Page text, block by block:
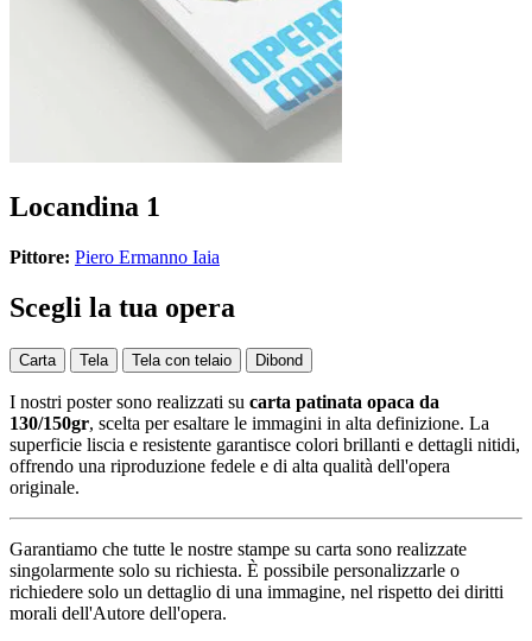
Locandina 1
Pittore: Piero Ermanno Iaia
Scegli la tua opera
Carta Tela Tela con telaio Dibond
I nostri poster sono realizzati su carta patinata opaca da
130/150gr, scelta per esaltare le immagini in alta definizione. La
superficie liscia e resistente garantisce colori brillanti e dettagli nitidi,
offrendo una riproduzione fedele e di alta qualità dell'opera
originale.
Garantiamo che tutte le nostre stampe su carta sono realizzate
singolarmente solo su richiesta. È possibile personalizzarle o
richiedere solo un dettaglio di una immagine, nel rispetto dei diritti
morali dell'Autore dell'opera.